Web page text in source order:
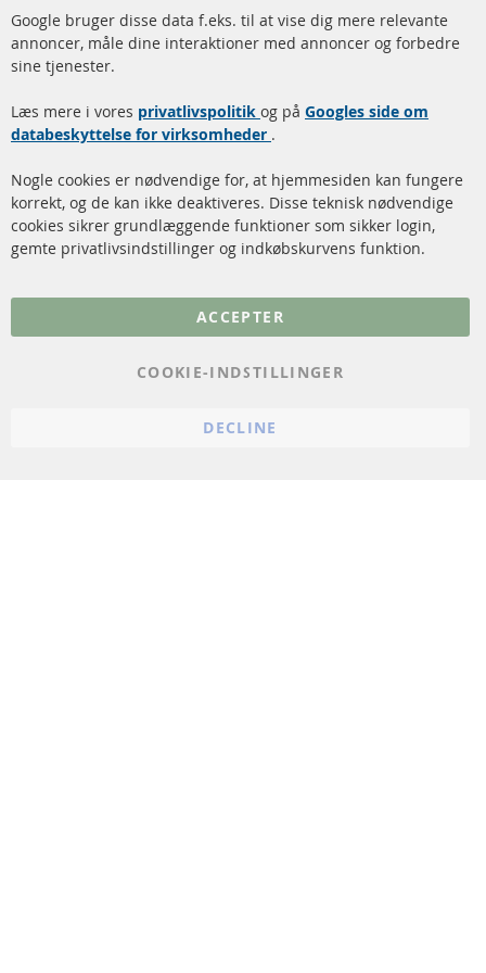
Hurtige links
Dieselpartikelfilter (DPF)
rengøring
Katalysator (KAT)
Sensorer
FAQ
Kundeservice
Betalingsmetoder
Kontakt
Google bruger disse data f.eks. til at vise dig mere relevante
annoncer, måle dine interaktioner med annoncer og forbedre
sine tjenester.
Læs mere i vores privatlivspolitik og på Googles side om
databeskyttelse for virksomheder .
Nogle cookies er nødvendige for, at hjemmesiden kan fungere
korrekt, og de kan ikke deaktiveres. Disse teknisk nødvendige
cookies sikrer grundlæggende funktioner som sikker login,
gemte privatlivsindstillinger og indkøbskurvens funktion.
ACCEPTER
COOKIE-INDSTILLINGER
DECLINE